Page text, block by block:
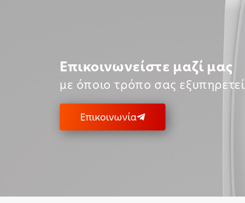
Επικοινωνείστε μαζί μας
με όποιο τρόπο σας εξυπηρετεί
Επικοινωνία